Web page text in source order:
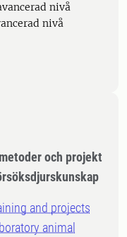
nivå
nivå
och projekt
and projects
animal